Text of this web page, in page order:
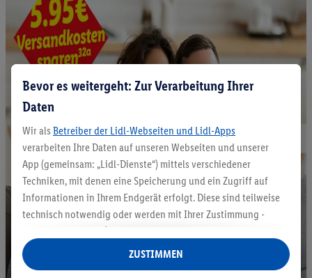
Bevor es weitergeht: Zur Verarbeitung Ihrer
Daten
Wir als Betreiber der Lidl-Webseiten und Lidl-Apps
verarbeiten Ihre Daten auf unseren Webseiten und unserer
App (gemeinsam: „Lidl-Dienste“) mittels verschiedener
Techniken, mit denen eine Speicherung und ein Zugriff auf
Informationen in Ihrem Endgerät erfolgt. Diese sind teilweise
technisch notwendig oder werden mit Ihrer Zustimmung -
auch durch Partner (u.a.
Verantwortliche; im Zusammenhang mit dem IAB TCF
insgesamt
ZUSTIMMEN